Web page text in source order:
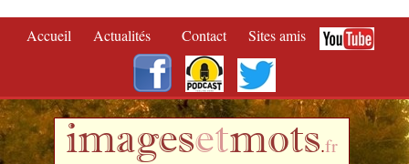
Accueil Actualités Contact Sites amis
imagesetmots.fr